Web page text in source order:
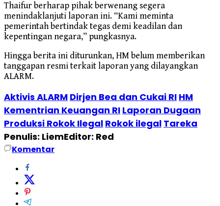
Thaifur berharap pihak berwenang segera
menindaklanjuti laporan ini. “Kami meminta
pemerintah bertindak tegas demi keadilan dan
kepentingan negara,” pungkasnya.
Hingga berita ini diturunkan, HM belum memberikan
tanggapan resmi terkait laporan yang dilayangkan
ALARM.
Aktivis ALARM Dirjen Bea dan Cukai RI HM
Kementrian Keuangan RI Laporan Dugaan
Produksi Rokok Ilegal Rokok ilegal Tareka
Penulis: LiemEditor: Red
Komentar